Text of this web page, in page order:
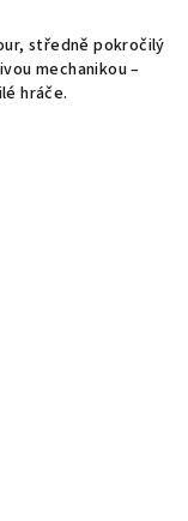
středně pokročilý
mechanikou –
hráče.